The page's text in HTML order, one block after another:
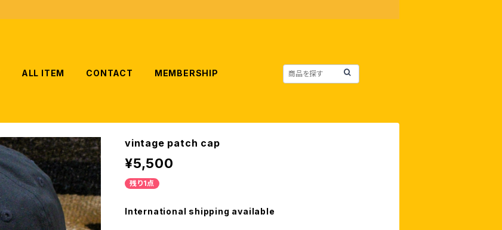
ALL ITEM CONTACT MEMBERSHIP
vintage patch cap
¥5,500
残り1点
International shipping available